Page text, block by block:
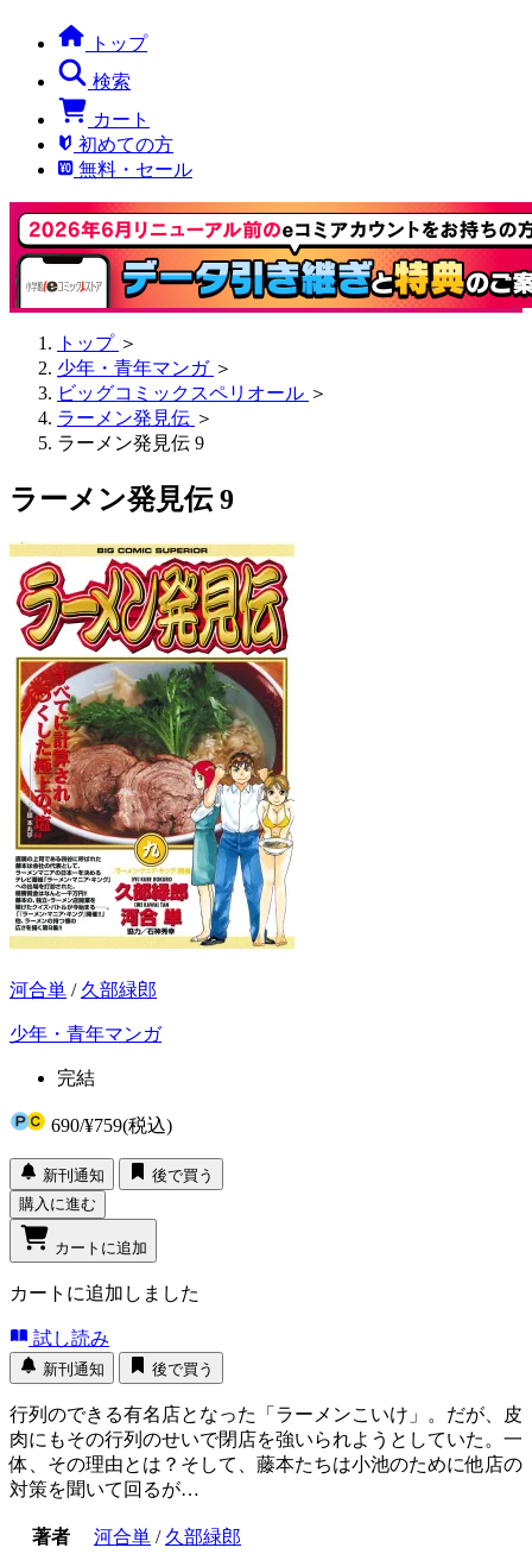
トップ
検索
カート
初めての方
無料・セール
トップ ＞
少年・青年マンガ ＞
ビッグコミックスペリオール ＞
ラーメン発見伝 ＞
ラーメン発見伝 9
ラーメン発見伝 9
河合単 / 久部緑郎
少年・青年マンガ
完結
690/¥759(税込)
新刊通知
後で買う
購入に進む
カートに追加
カートに追加しました
試し読み
新刊通知 後で買う
行列のできる有名店となった「ラーメンこいけ」。だが、皮
肉にもその行列のせいで閉店を強いられようとしていた。一
体、その理由とは？そして、藤本たちは小池のために他店の
対策を聞いて回るが…
著者 河合単 / 久部緑郎